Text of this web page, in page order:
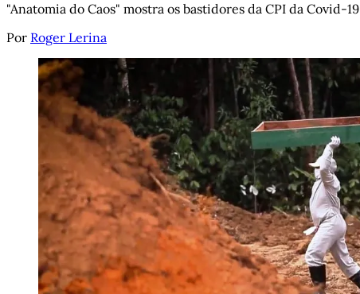
"Anatomia do Caos" mostra os bastidores da CPI da Covid-19
Por Roger Lerina